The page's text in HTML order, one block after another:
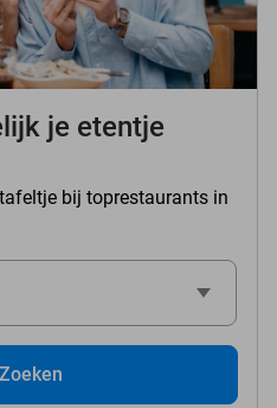
je etentje
bij toprestaurants in
Zoeken